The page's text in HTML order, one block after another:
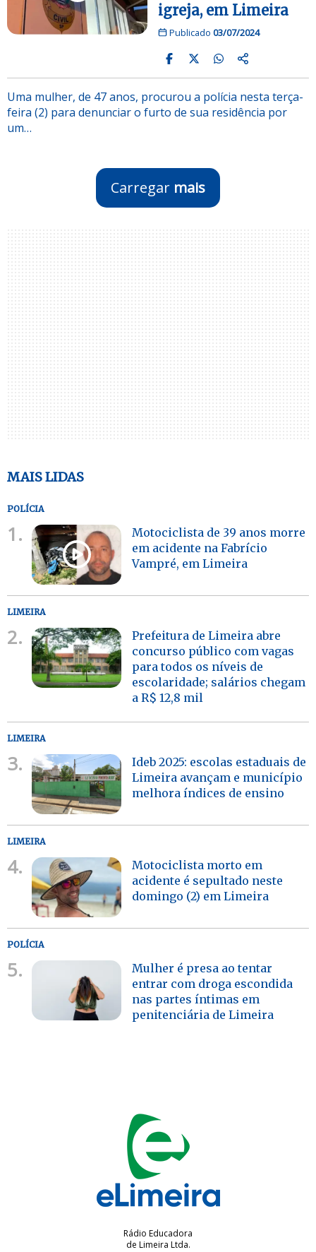
igreja, em Limeira
Publicado 03/07/2024
Uma mulher, de 47 anos, procurou a polícia nesta terça-
feira (2) para denunciar o furto de sua residência por
um…
Carregar mais
MAIS LIDAS
POLÍCIA
1.
Motociclista de 39 anos morre
em acidente na Fabrício
Vampré, em Limeira
LIMEIRA
2.
Prefeitura de Limeira abre
concurso público com vagas
para todos os níveis de
escolaridade; salários chegam
a R$ 12,8 mil
LIMEIRA
3.
Ideb 2025: escolas estaduais de
Limeira avançam e município
melhora índices de ensino
LIMEIRA
4.
Motociclista morto em
acidente é sepultado neste
domingo (2) em Limeira
POLÍCIA
5.
Mulher é presa ao tentar
entrar com droga escondida
nas partes íntimas em
penitenciária de Limeira
Rádio Educadora
de Limeira Ltda.